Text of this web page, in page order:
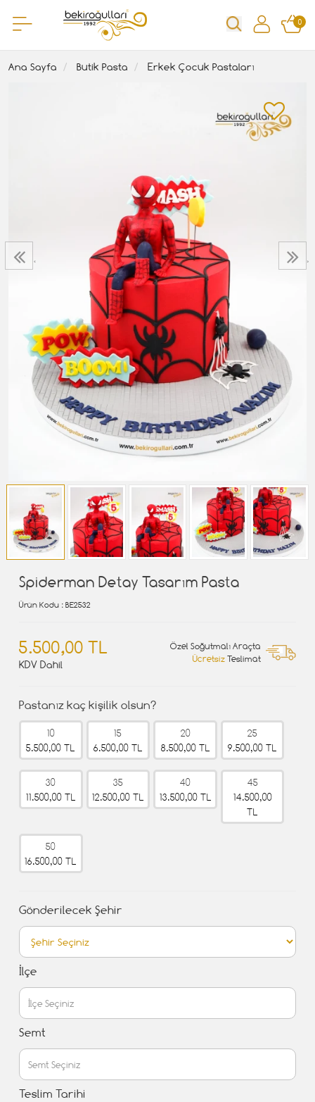
0
Ana Sayfa Butik Pasta Erkek Çocuk Pastaları
‹ ›
Spiderman Detay Tasarım Pasta
Ürün Kodu : BE2532
5.500,00 TL
KDV Dahil
Özel Soğutmalı Araçta
Ücretsiz Teslimat
Pastanız kaç kişilik olsun?
10
5.500,00 TL
15
6.500,00 TL
20
8.500,00 TL
25
9.500,00 TL
30
11.500,00 TL
35
12.500,00 TL
40
13.500,00 TL
45
14.500,00
TL
50
16.500,00 TL
Gönderilecek Şehir
İlçe
Semt
Teslim Tarihi